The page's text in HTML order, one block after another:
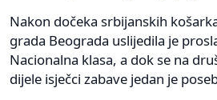
Nakon dočeka srbijanskih
grada Beograda uslijedila je
Nacionalna klasa, a dok se na
dijele isječci zabave jedan je